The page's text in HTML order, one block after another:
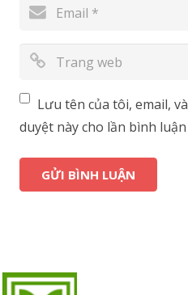
Lưu tên của tôi, email,
duyệt này cho lần bình